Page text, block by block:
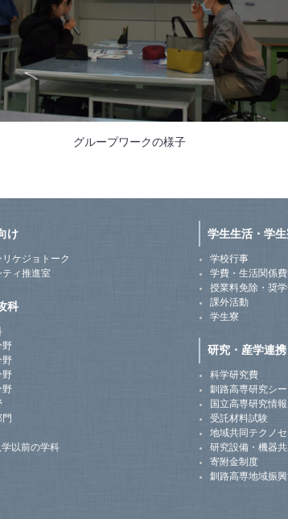
グループワークの様子
け
ケジョトーク
ティ推進室
科
野
野
野
野
以前の学科
学生生活・学
学校行事
学費・生活関係
授業料免除・奨
課外活動
学生寮
研究・産学連携
科学研究費
釧路高専研究シ
国立高専研究情
受託材料試験
地域共同テクノ
研究設備・機器共
寄附金制度
釧路高専地域振